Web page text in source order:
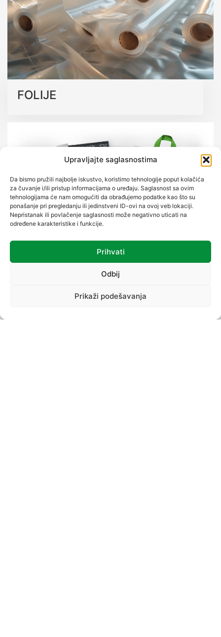
Upravljajte saglasnostima
Da bismo pružili najbolje iskustvo, koristimo tehnologije poput kolačića
za čuvanje i/ili pristup informacijama o uređaju. Saglasnost sa ovim
tehnologijama će nam omogućiti da obrađujemo podatke kao što su
ponašanje pri pregledanju ili jedinstveni ID-ovi na ovoj veb lokaciji.
Nepristanak ili povlačenje saglasnosti može negativno uticati na
određene karakteristike i funkcije.
Prihvati
Odbij
Prikaži podešavanja
Saznajte više o našim ekološkim rješenjima
FOLIJE
VREĆICE